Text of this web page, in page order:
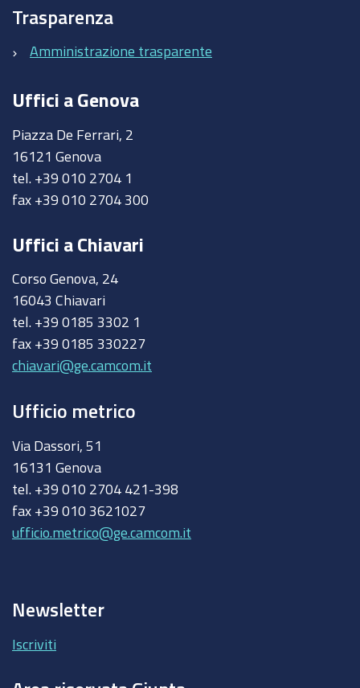
Trasparenza
Amministrazione trasparente
Uffici a Genova
Piazza De Ferrari, 2
16121 Genova
tel. +39 010 2704 1
fax +39 010 2704 300
Uffici a Chiavari
Corso Genova, 24
16043 Chiavari
tel. +39 0185 3302 1
fax +39 0185 330227
chiavari@ge.camcom.it
Ufficio metrico
Via Dassori, 51
16131 Genova
tel. +39 010 2704 421-398
fax +39 010 3621027
ufficio.metrico@ge.camcom.it
Newsletter
Iscriviti